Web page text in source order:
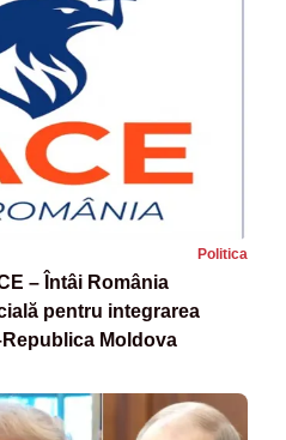
Politica
– Întâi România
pentru integrarea
Moldova